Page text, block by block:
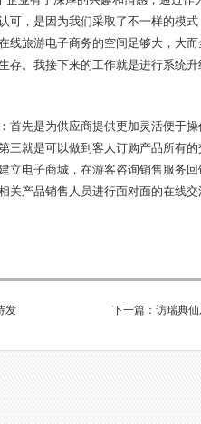
，是因为我们采取了不一样的模式
线旅游电子商务的空间足够大，大
存。我接下来的工作就是进行系统
首先是为供应商提供更加灵活便于
就是可以做到客人订购产品所有
立电子商城，在游客咨询销售服务
关产品销售人员进行面对面的在线
发 下一篇：访瑞典